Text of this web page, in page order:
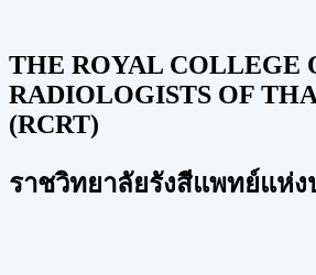
THE ROYAL COLLEGE
RADIOLOGISTS OF
(RCRT)
ราชวิทยาลัยรังสีแพทย์แห่ง